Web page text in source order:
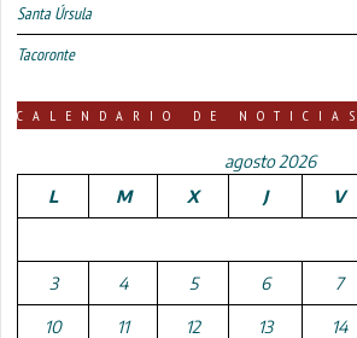
Santa Úrsula
Tacoronte
CALENDARIO DE NOTICIAS
agosto 2026
L
M X J V
3 4 5 6 7
10 11 12 13 14